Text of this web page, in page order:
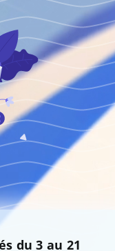
du 3 au 21